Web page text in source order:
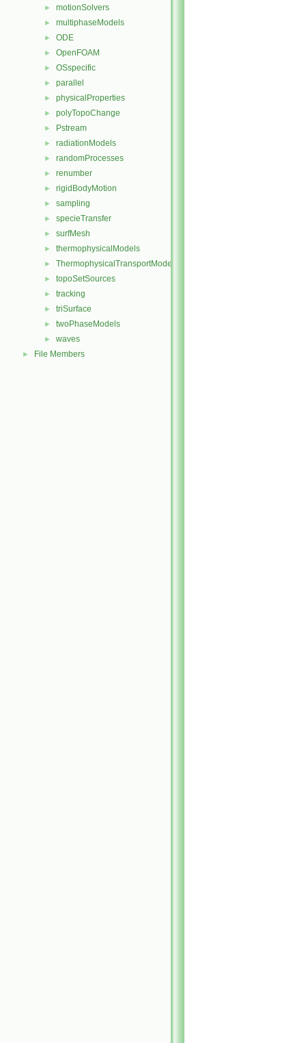
► motionSolvers
► multiphaseModels
► ODE
► OpenFOAM
► OSspecific
► parallel
► physicalProperties
► polyTopoChange
► Pstream
► radiationModels
► randomProcesses
► renumber
► rigidBodyMotion
► sampling
► specieTransfer
► surfMesh
► thermophysicalModels
► ThermophysicalTransportModels
► topoSetSources
► tracking
► triSurface
► twoPhaseModels
► waves
► File Members